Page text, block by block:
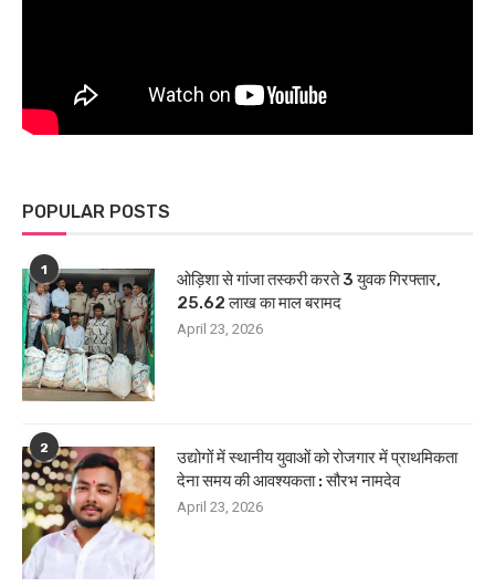
POPULAR POSTS
1
ओड़िशा से गांजा तस्करी करते 3 युवक गिरफ्तार,
25.62 लाख का माल बरामद
April 23, 2026
2
उद्योगों में स्थानीय युवाओं को रोजगार में प्राथमिकता
देना समय की आवश्यकता : सौरभ नामदेव
April 23, 2026